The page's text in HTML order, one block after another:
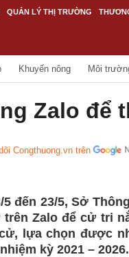
QUẢN LÝ THỊ TRƯỜNG
Khuyến nông Môi
Zalo để
Congthuong.vn trên
5 đến 23/5, Sở
trên Zalo để cử tri
lựa chọn được
kỳ 2021 – 2026.